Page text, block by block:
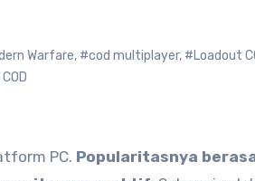
Warfare, #cod multiplayer, #Loadout
PC. Popularitasnya